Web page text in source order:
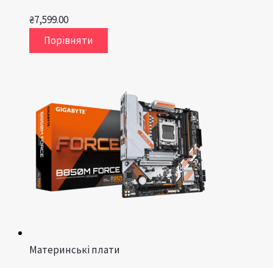
₴7,599.00
Порівняти
Материнські плати